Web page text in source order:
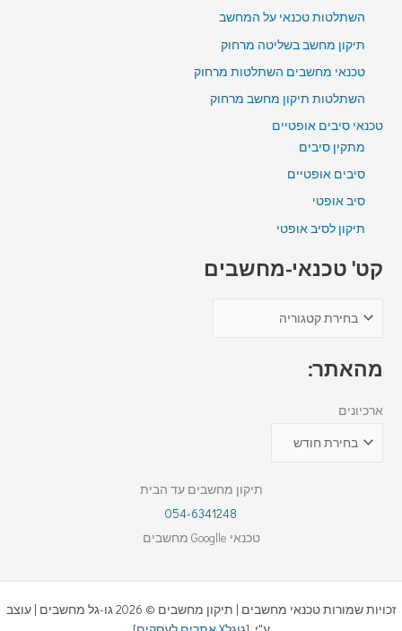
השתלטות טכנאי על המחשב
תיקון מחשב בשליטה מרחוק
טכנאי מחשבים השתלטות מרחוק
השתלטות תיקון מחשב מרחוק
טכנאי סיבים אופטיים
מתקין סיבים
סיבים אופטיים
סיב אופטי
תיקון לסיב אופטי
קט' טכנאי-מחשבים
מהאתר:
ארכיונים
תיקון מחשבים עד הבית
054-6341248
טכנאי Googlle מחשבים
זכויות שמורות טכנאי מחשבים | תיקון מחשבים © 2026 גו-גל מחשבים | עוצב